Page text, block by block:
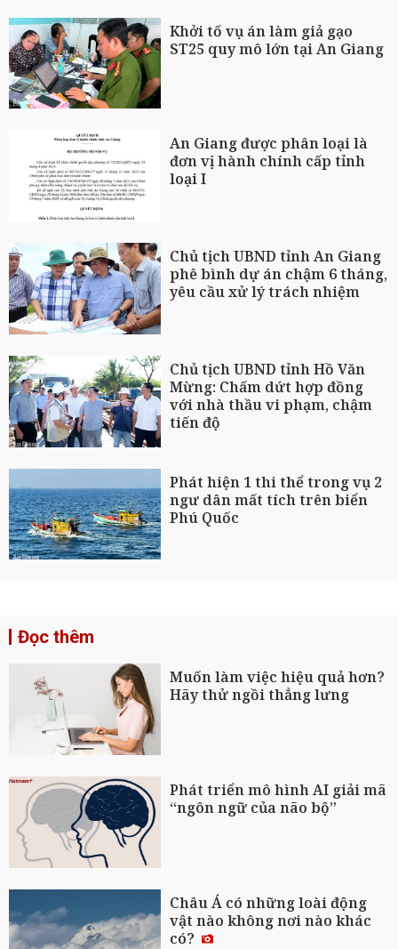
Khởi tố vụ án làm giả gạo
ST25 quy mô lớn tại An Giang
An Giang được phân loại là
đơn vị hành chính cấp tỉnh
loại I
Chủ tịch UBND tỉnh An Giang
phê bình dự án chậm 6 tháng,
yêu cầu xử lý trách nhiệm
Chủ tịch UBND tỉnh Hồ Văn
Mừng: Chấm dứt hợp đồng
với nhà thầu vi phạm, chậm
tiến độ
Phát hiện 1 thi thể trong vụ 2
ngư dân mất tích trên biển
Phú Quốc
Đọc thêm
Muốn làm việc hiệu quả hơn?
Hãy thử ngồi thẳng lưng
Phát triển mô hình AI giải mã
“ngôn ngữ của não bộ”
Châu Á có những loài động
vật nào không nơi nào khác
có?